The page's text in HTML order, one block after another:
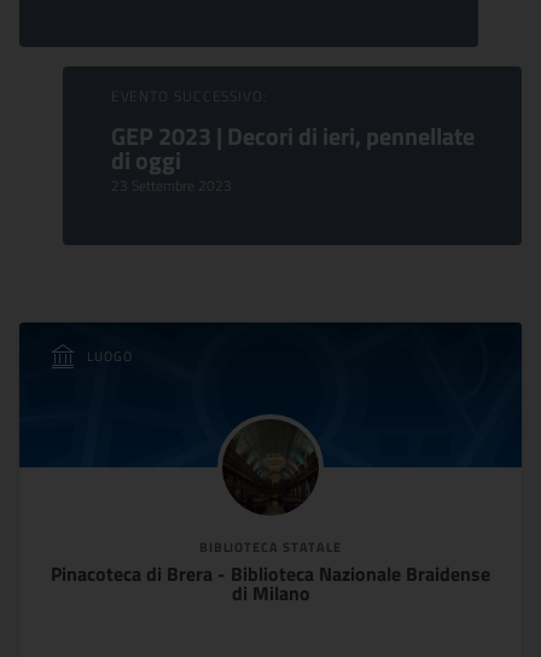
EVENTO SUCCESSIVO:
GEP 2023 | Decori di ieri, pennellate
di oggi
23 Settembre 2023
LUOGO
BIBLIOTECA STATALE
Pinacoteca di Brera - Biblioteca Nazionale Braidense
di Milano